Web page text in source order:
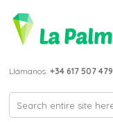
Llámanos: +34 617 507 479